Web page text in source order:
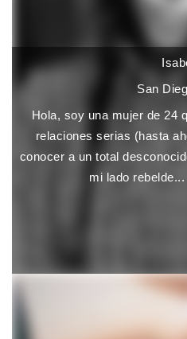
San
Hola, soy una mujer de 24
relaciones serias (hasta
conocer a un total
mi lado